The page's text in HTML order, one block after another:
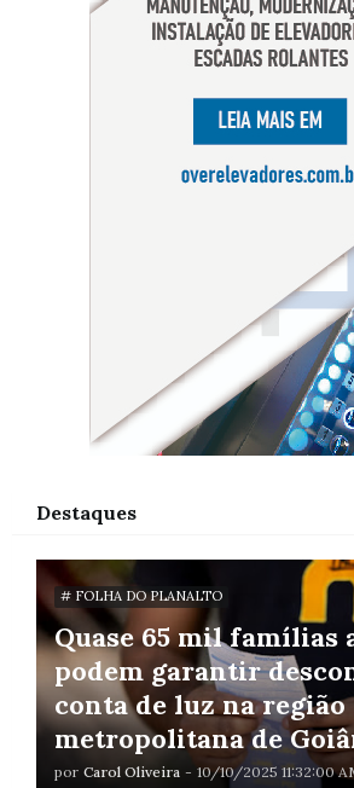
Destaques
# FOLHA DO PLANALTO
Quase 65 mil famílias
podem garantir
conta de luz na região
metropolitana de
por Carol Oliveira - 10/10/2025 11:32:00